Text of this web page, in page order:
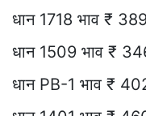
धान 1718 भाव ₹
धान 1509 भाव ₹
धान PB-1 भाव ₹